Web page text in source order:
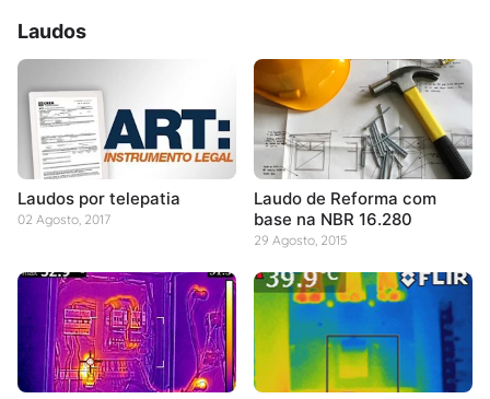
Laudos
Laudos por telepatia
02 Agosto, 2017
Laudo de Reforma com
base na NBR 16.280
29 Agosto, 2015